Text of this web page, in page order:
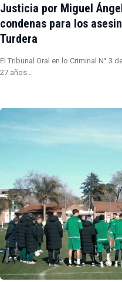
Justicia por Miguel
condenas para los
Turdera
El Tribunal Oral en lo Criminal N° 3
27 años…